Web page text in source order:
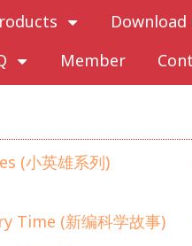
Member
(小英雄系列)
Time (新编科学故事)